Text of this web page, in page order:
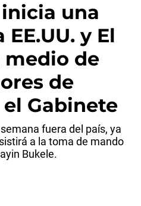
una
y El
medio de
de
Gabinete
fuera del país, ya
a la toma de mando
Bukele.